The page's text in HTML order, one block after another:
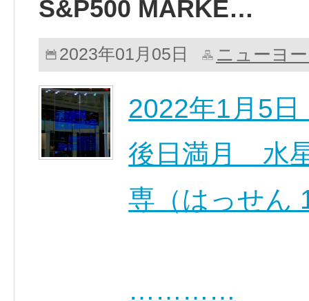
S&P500 MARKE…
2023年01月05日 ニューヨ
2022年1月5
後日満月 水
専（はっせん
…………